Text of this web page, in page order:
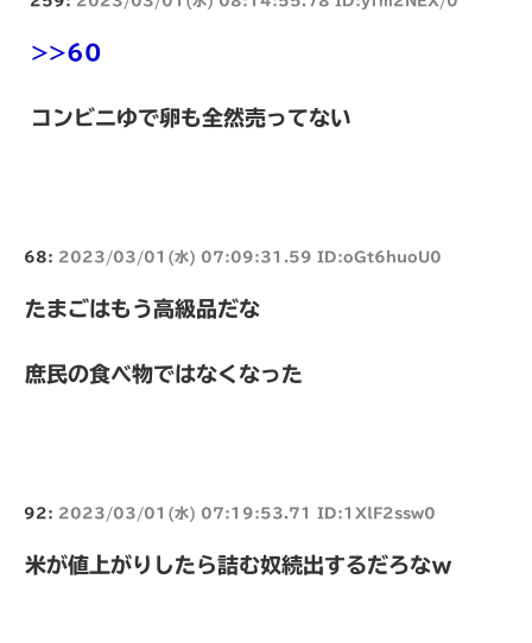
>>60
コンビニゆで卵も全然売ってない
68: 2023/03/01(水) 07:09:31.59 ID:oGt6huoU0
たまごはもう高級品だな
庶民の食べ物ではなくなった
92: 2023/03/01(水) 07:19:53.71 ID:1XlF2ssw0
米が値上がりしたら詰む奴続出するだろなｗ